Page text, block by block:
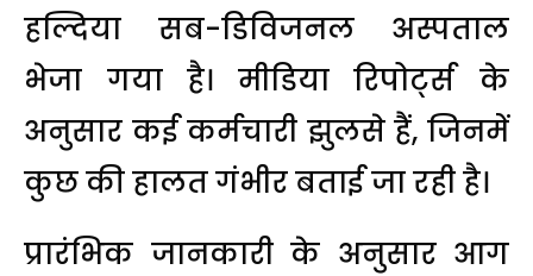
हल्दिया सब-डिविजनल अस्पताल
भेजा गया है। मीडिया रिपोर्ट्स के
अनुसार कई कर्मचारी झुलसे हैं, जिनमें
कुछ की हालत गंभीर बताई जा रही है।
प्रारंभिक जानकारी के अनुसार आग